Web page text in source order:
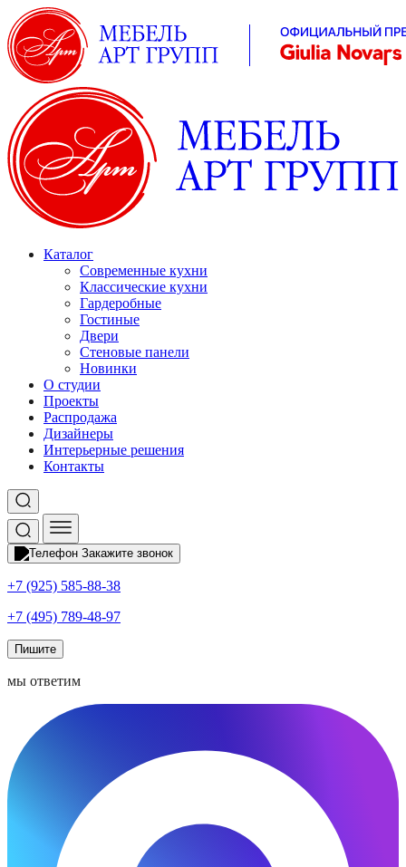
Каталог
Современные кухни
Классические кухни
Гардеробные
Гостиные
Двери
Стеновые панели
Новинки
О студии
Проекты
Распродажа
Дизайнеры
Интерьерные решения
Контакты
Закажите звонок
+7 (925) 585-88-38
+7 (495) 789-48-97
Пишите
мы ответим